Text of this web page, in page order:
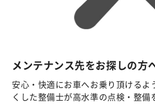
メンテナンス先をお探しの方
安心・快適にお車へお乗り頂ける
くした整備士が高水準の点検・整備